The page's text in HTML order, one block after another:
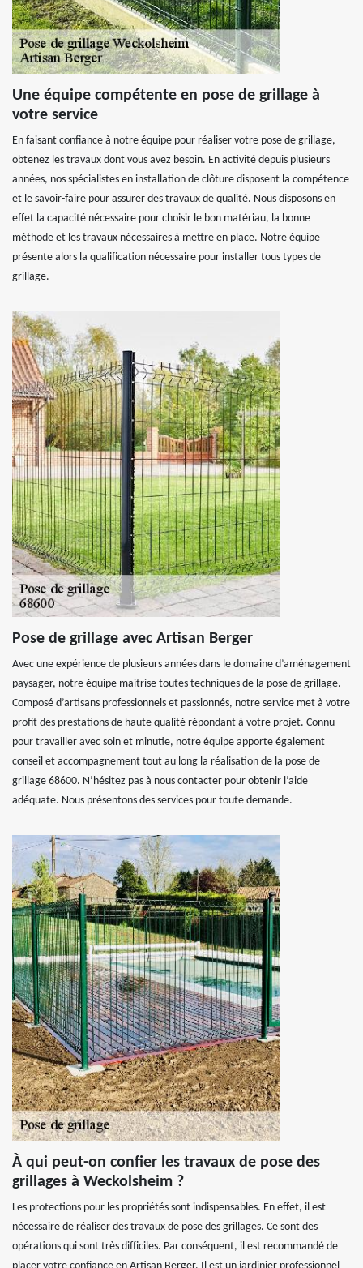
Une équipe compétente en pose de grillage à
votre service
En faisant confiance à notre équipe pour réaliser votre pose de grillage,
obtenez les travaux dont vous avez besoin. En activité depuis plusieurs
années, nos spécialistes en installation de clôture disposent la compétence
et le savoir-faire pour assurer des travaux de qualité. Nous disposons en
effet la capacité nécessaire pour choisir le bon matériau, la bonne
méthode et les travaux nécessaires à mettre en place. Notre équipe
présente alors la qualification nécessaire pour installer tous types de
grillage.
Pose de grillage avec Artisan Berger
Avec une expérience de plusieurs années dans le domaine d’aménagement
paysager, notre équipe maitrise toutes techniques de la pose de grillage.
Composé d’artisans professionnels et passionnés, notre service met à votre
profit des prestations de haute qualité répondant à votre projet. Connu
pour travailler avec soin et minutie, notre équipe apporte également
conseil et accompagnement tout au long la réalisation de la pose de
grillage 68600. N’hésitez pas à nous contacter pour obtenir l’aide
adéquate. Nous présentons des services pour toute demande.
À qui peut-on confier les travaux de pose des
grillages à Weckolsheim ?
Les protections pour les propriétés sont indispensables. En effet, il est
nécessaire de réaliser des travaux de pose des grillages. Ce sont des
opérations qui sont très difficiles. Par conséquent, il est recommandé de